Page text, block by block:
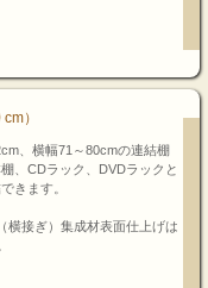
）
、横幅71～80cmの連結棚
、CDラック、DVDラックと
きます。
横接ぎ）集成材表面仕上げは